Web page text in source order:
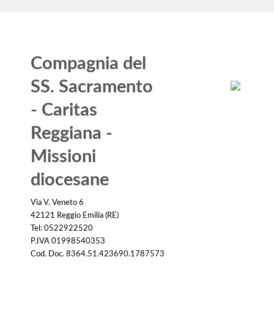
Compagnia del
SS. Sacramento
- Caritas
Reggiana -
Missioni
diocesane
Via V. Veneto 6
42121 Reggio Emilia (RE)
Tel: 0522922520
P.IVA 01998540353
Cod. Doc. 8364.51.423690.1787573